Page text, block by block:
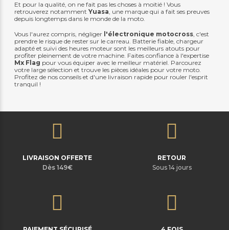
Et pour la qualité, on ne fait pas les choses à moitié ! Vous
retrouverez notamment Yuasa, une marque qui a fait ses preuves
depuis longtemps dans le monde de la moto.
Vous l'aurez compris, négliger l'électronique motocross, c'est
prendre le risque de rester sur le carreau. Batterie fiable, chargeur
adapté et suivi des heures moteur sont les meilleurs atouts pour
profiter pleinement de votre machine. Faites confiance à l'expertise
Mx Flag pour vous équiper avec le meilleur matériel. Parcourez
votre large sélection et trouve les pièces idéales pour votre moto.
Profitez de nos conseils et d'une livraison rapide pour rouler l'esprit
tranquil !
LIVRAISON OFFERTE
Dès 149€
RETOUR
Sous 14 jours